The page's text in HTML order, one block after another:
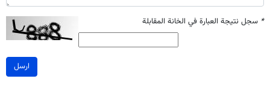
* سجل نتيجة العبارة في الخانة المقابلة
ارسل